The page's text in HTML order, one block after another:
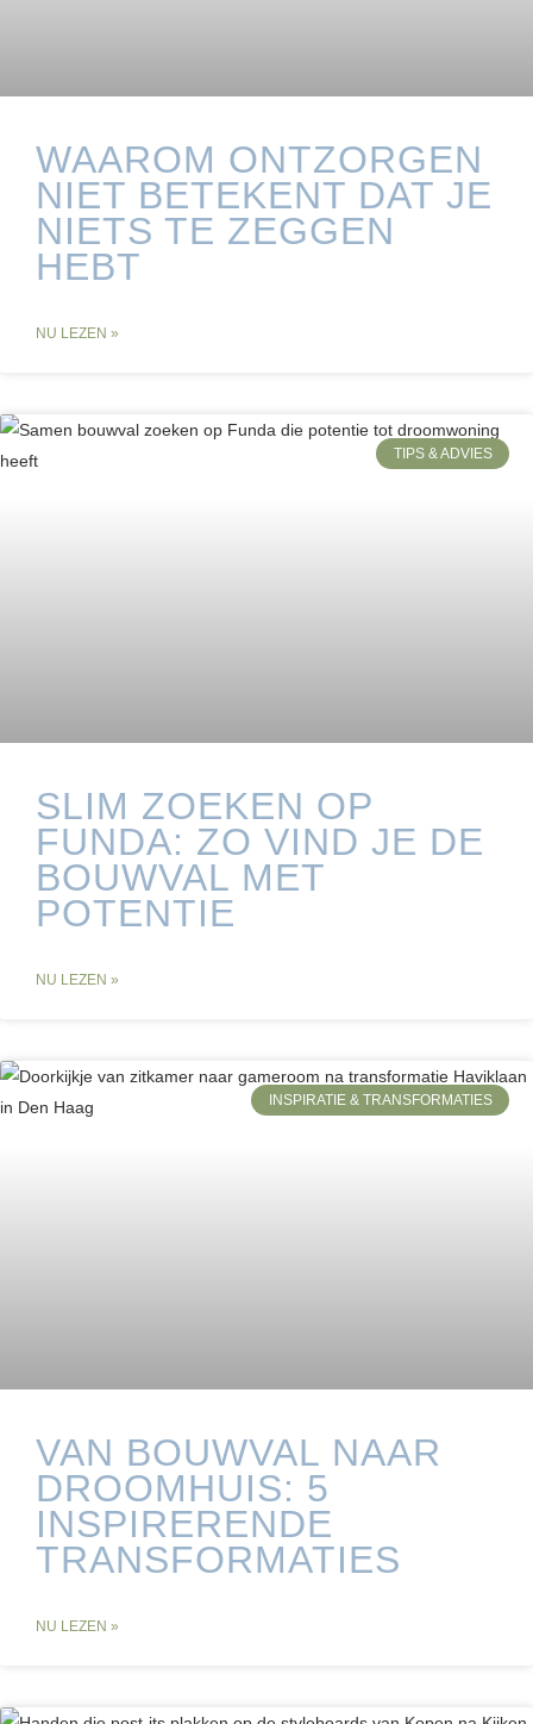
WAAROM ONTZORGEN
NIET BETEKENT DAT JE
NIETS TE ZEGGEN
HEBT
NU LEZEN »
TIPS & ADVIES
SLIM ZOEKEN OP
FUNDA: ZO VIND JE DE
BOUWVAL MET
POTENTIE
NU LEZEN »
INSPIRATIE & TRANSFORMATIES
VAN BOUWVAL NAAR
DROOMHUIS: 5
INSPIRERENDE
TRANSFORMATIES
NU LEZEN »